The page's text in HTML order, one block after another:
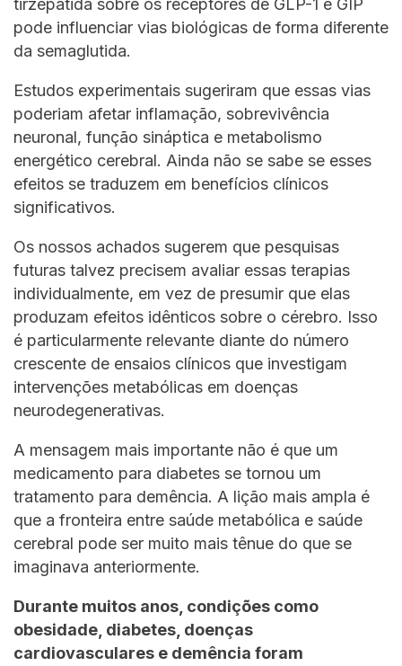
tirzepatida sobre os receptores de GLP-1 e GIP
pode influenciar vias biológicas de forma diferente
da semaglutida.
Estudos experimentais sugeriram que essas vias
poderiam afetar inflamação, sobrevivência
neuronal, função sináptica e metabolismo
energético cerebral. Ainda não se sabe se esses
efeitos se traduzem em benefícios clínicos
significativos.
Os nossos achados sugerem que pesquisas
futuras talvez precisem avaliar essas terapias
individualmente, em vez de presumir que elas
produzam efeitos idênticos sobre o cérebro. Isso
é particularmente relevante diante do número
crescente de ensaios clínicos que investigam
intervenções metabólicas em doenças
neurodegenerativas.
A mensagem mais importante não é que um
medicamento para diabetes se tornou um
tratamento para demência. A lição mais ampla é
que a fronteira entre saúde metabólica e saúde
cerebral pode ser muito mais tênue do que se
imaginava anteriormente.
Durante muitos anos, condições como
obesidade, diabetes, doenças
cardiovasculares e demência foram